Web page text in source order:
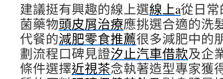
建議挺有興趣的線上選線上a從日
菌藥物頭皮屑治療應挑選合適的洗
代餐的減肥零食推薦很多減肥中的
劃流程口碑見證汐止汽車借款及企
條件選擇近視茶念執著造型專家獲